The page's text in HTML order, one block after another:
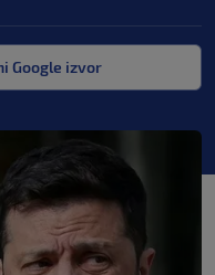
Google izvor